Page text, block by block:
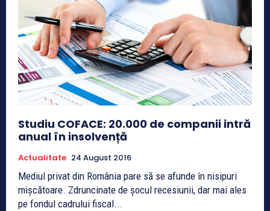
Studiu COFACE: 20.000 de companii intră
anual în insolvență
Actualitate 24 August 2016
Mediul privat din România pare să se afunde în nisipuri
mișcătoare. Zdruncinate de șocul recesiunii, dar mai ales
pe fondul cadrului fiscal...